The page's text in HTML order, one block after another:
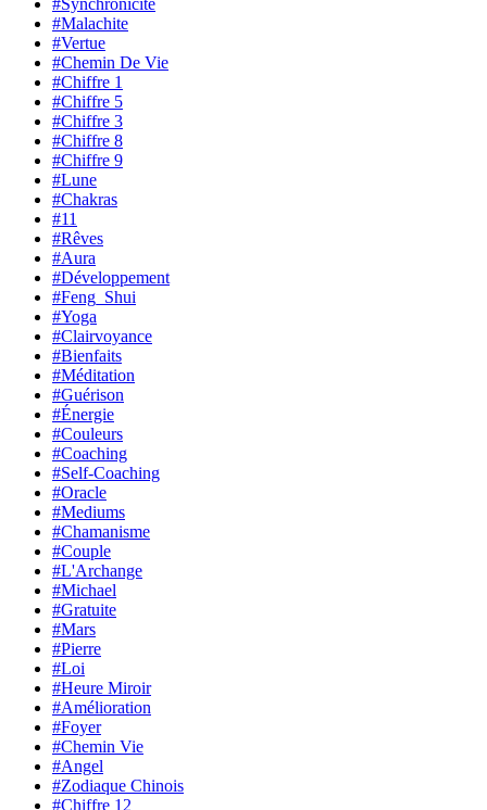
#Malachite
#Vertue
#Chemin De Vie
#Chiffre 1
#Chiffre 5
#Chiffre 3
#Chiffre 8
#Chiffre 9
#Lune
#Chakras
#11
#Rêves
#Aura
#Développement
#Feng_Shui
#Yoga
#Clairvoyance
#Bienfaits
#Méditation
#Guérison
#Énergie
#Couleurs
#Coaching
#Self-Coaching
#Oracle
#Mediums
#Chamanisme
#Couple
#L'Archange
#Michael
#Gratuite
#Mars
#Pierre
#Loi
#Heure Miroir
#Amélioration
#Foyer
#Chemin Vie
#Angel
#Zodiaque Chinois
#Chiffre 12